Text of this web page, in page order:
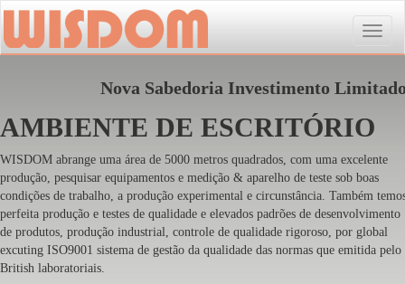
Toggle
Nova Sabedoria Investimento
AMBIENTE DE ESCRITÓRIO
WISDOM abrange uma área de 5000 metros quadrados, com uma excelente
produção, pesquisar equipamentos e medição & aparelho de teste sob boas
condições de trabalho, a produção experimental e circunstância. Também
perfeita produção e testes de qualidade e elevados padrões de desenvolvimento
de produtos, produção industrial, controle de qualidade rigoroso, por global
excuting ISO9001 sistema de gestão da qualidade das normas que emitida pelo
British laboratoriais.